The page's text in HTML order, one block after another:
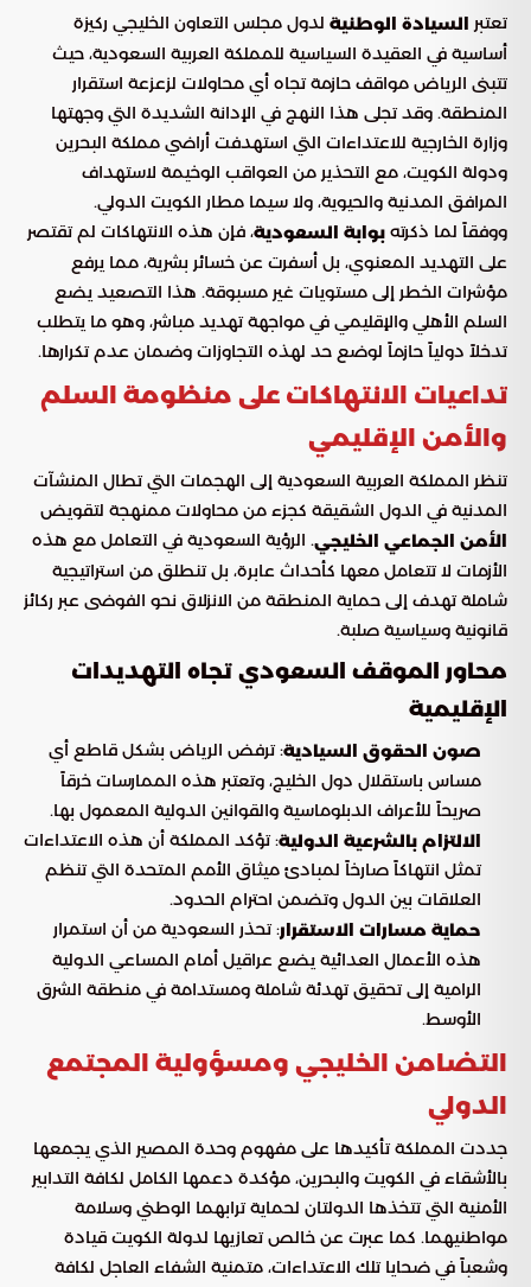
تعتبر السيادة الوطنية لدول مجلس التعاون الخليجي ركيزة
أساسية في العقيدة السياسية للمملكة العربية السعودية، حيث
تتبنى الرياض مواقف حازمة تجاه أي محاولات لزعزعة استقرار
المنطقة. وقد تجلى هذا النهج في الإدانة الشديدة التي وجهتها
وزارة الخارجية للاعتداءات التي استهدفت أراضي مملكة البحرين
ودولة الكويت، مع التحذير من العواقب الوخيمة لاستهداف
المرافق المدنية والحيوية، ولا سيما مطار الكويت الدولي.
ووفقاً لما ذكرته بوابة السعودية، فإن هذه الانتهاكات لم تقتصر
على التهديد المعنوي، بل أسفرت عن خسائر بشرية، مما يرفع
مؤشرات الخطر إلى مستويات غير مسبوقة. هذا التصعيد يضع
السلم الأهلي والإقليمي في مواجهة تهديد مباشر، وهو ما يتطلب
تدخلاً دولياً حازماً لوضع حد لهذه التجاوزات وضمان عدم تكرارها.
تداعيات الانتهاكات على منظومة السلم
والأمن الإقليمي
تنظر المملكة العربية السعودية إلى الهجمات التي تطال المنشآت
المدنية في الدول الشقيقة كجزء من محاولات ممنهجة لتقويض
الأمن الجماعي الخليجي. الرؤية السعودية في التعامل مع هذه
الأزمات لا تتعامل معها كأحداث عابرة، بل تنطلق من استراتيجية
شاملة تهدف إلى حماية المنطقة من الانزلاق نحو الفوضى عبر ركائز
قانونية وسياسية صلبة.
محاور الموقف السعودي تجاه التهديدات
الإقليمية
صون الحقوق السيادية: ترفض الرياض بشكل قاطع أي
مساس باستقلال دول الخليج، وتعتبر هذه الممارسات خرقاً
صريحاً للأعراف الدبلوماسية والقوانين الدولية المعمول بها.
الالتزام بالشرعية الدولية: تؤكد المملكة أن هذه الاعتداءات
تمثل انتهاكاً صارخاً لمبادئ ميثاق الأمم المتحدة التي تنظم
العلاقات بين الدول وتضمن احترام الحدود.
حماية مسارات الاستقرار: تحذر السعودية من أن استمرار
هذه الأعمال العدائية يضع عراقيل أمام المساعي الدولية
الرامية إلى تحقيق تهدئة شاملة ومستدامة في منطقة الشرق
الأوسط.
التضامن الخليجي ومسؤولية المجتمع
الدولي
جددت المملكة تأكيدها على مفهوم وحدة المصير الذي يجمعها
بالأشقاء في الكويت والبحرين، مؤكدة دعمها الكامل لكافة التدابير
الأمنية التي تتخذها الدولتان لحماية ترابهما الوطني وسلامة
مواطنيهما. كما عبرت عن خالص تعازيها لدولة الكويت قيادة
وشعباً في ضحايا تلك الاعتداءات، متمنية الشفاء العاجل لكافة